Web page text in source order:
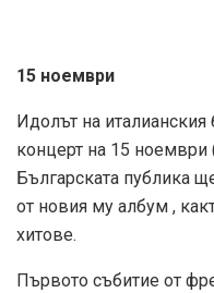
15 ноември
Идолът на
концерт на 15
Българската публика
от новия му албум ,
хитове.
Първото събитие от